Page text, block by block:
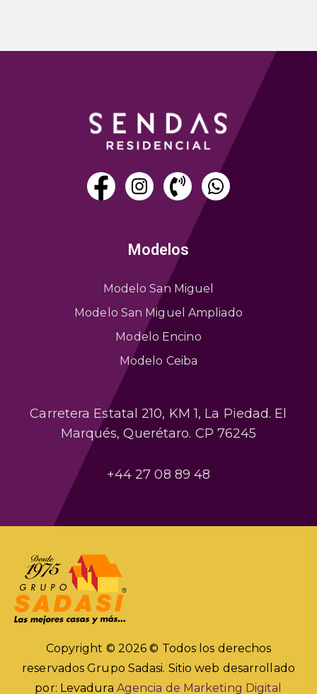
Modelos
Modelo San Miguel
Modelo San Miguel Ampliado
Modelo Encino
Modelo Ceiba
Carretera Estatal 210, KM 1, La Piedad. El
Marqués, Querétaro. CP 76245
+44 27 08 89 48
Copyright © 2026 © Todos los derechos
reservados Grupo Sadasi. Sitio web desarrollado
por: Levadura Agencia de Marketing Digital